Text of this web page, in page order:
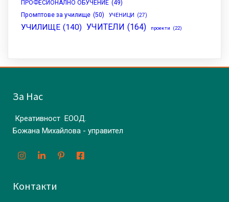
ПРОФЕСИОНАЛНО ОБУЧЕНИЕ (49)
Промптове за училище (50) УЧЕНИЦИ (27)
УЧИЛИЩЕ (140) УЧИТЕЛИ (164) проекти (22)
За Нас
Креативност ЕООД.
Божана Михайлова - управител
Контакти